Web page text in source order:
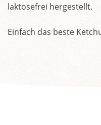
laktosefrei hergestellt.
Einfach das beste